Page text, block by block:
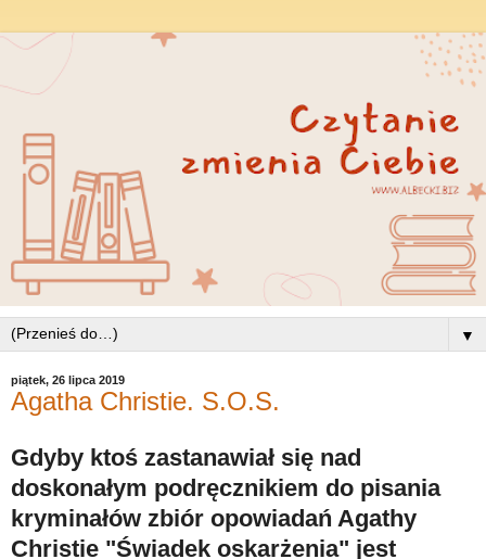
▼
piątek, 26 lipca 2019
Agatha Christie. S.O.S.
Gdyby ktoś zastanawiał się nad
doskonałym podręcznikiem do pisania
kryminałów zbiór opowiadań Agathy
Christie "Świadek oskarżenia" jest